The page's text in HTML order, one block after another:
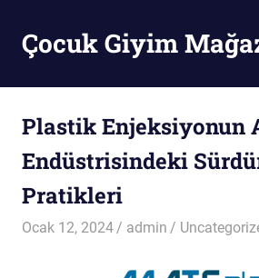
contentÇocuk Giyim
Mağazaları
Plastik Enjeksiyonun
Endüstrisindeki
Pratikleri
Ocak 12, 2024 admin